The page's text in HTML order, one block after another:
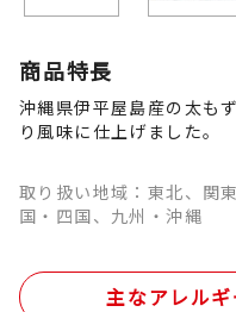
商品特長
沖縄県伊平屋島産の太も
り風味に仕上げました。
取り扱い地域：東北、関
国・四国、九州・沖縄
主なアレル